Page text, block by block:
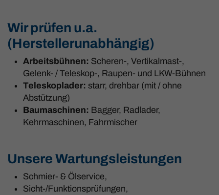
Wir prüfen u.a.
(Herstellerunabhängig)
Arbeitsbühnen: Scheren-, Vertikalmast-,
Gelenk- / Teleskop-, Raupen- und LKW-Bühnen
Teleskoplader: starr, drehbar (mit / ohne
Abstützung)
Baumaschinen: Bagger, Radlader,
Kehrmaschinen, Fahrmischer
Unsere Wartungsleistungen
Schmier- & Ölservice,
Sicht-/Funktionsprüfungen,